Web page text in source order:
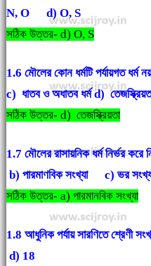
N, O d) O, S
সঠিক উত্তর- d) O, S
1.6 মৌলের কোন ধর্মটি পর্যায়গত ধর্ম
c) ধাতব ও অধাতব ধর্মd)
সঠিক উত্তর- d) তেজস্ক্রিয়তা
1.7 মৌলের রাসায়নিক ধর্ম নির্ভর করে
b) পারমাণবিক সংখ্যা c) ভর
সঠিক উত্তর- a) পারমানবিক সংখ্যা
1.8 আধুনিক পর্যায় সারণিতে
d) 18